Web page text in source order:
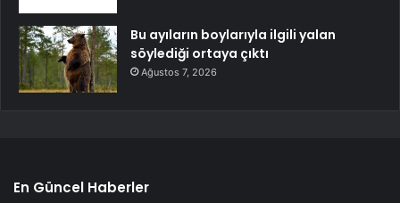
Bu ayıların boylarıyla ilgili yalan
söylediği ortaya çıktı
Ağustos 7, 2026
En Güncel Haberler